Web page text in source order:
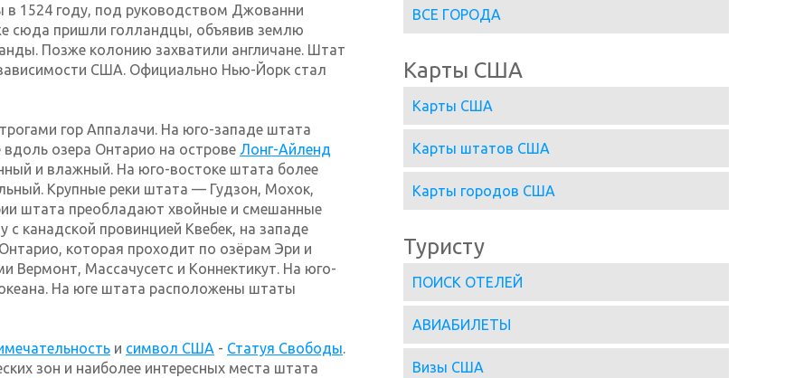
1524 году, под руководством Джованни
сюда пришли голландцы, объявив землю
Позже колонию захватили англичане. Штат
США. Официально Нью-Йорк стал
гор Аппалачи. На юго-западе штата
озера Онтарио на острове Лонг-Айленд
и влажный. На юго-востоке штата более
Крупные реки штата — Гудзон, Мохок,
штата преобладают хвойные и смешанные
с канадской провинцией Квебек, на западе
которая проходит по озёрам Эри и
Вермонт, Массачусетс и Коннектикут. На юго-
На юге штата расположены штаты
и символ США - Статуя Свободы.
зон и наиболее интересных места штата
ВСЕ ГОРОДА
Карты США
Карты США
Карты штатов США
Карты городов США
Туристу
ПОИСК ОТЕЛЕЙ
АВИАБИЛЕТЫ
Визы США